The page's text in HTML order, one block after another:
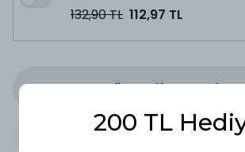
132,90 TL 112,97 TL
Stoğa Gelince Haber
200 TL